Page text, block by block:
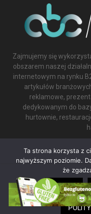
Zajmujemy się
obszarem naszej
internetowym na rynku
artykułów
reklamowe,
dedykowanym do
hurtownie,
Ta strona korzysta z
użytkowania. Zakładamy,
Ta strona korzysta z
najwyższym poziomie.
że
ZGODA